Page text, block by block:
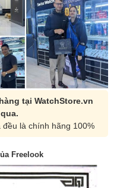
tại WatchStore.vn
là chính hãng 100%
Freelook